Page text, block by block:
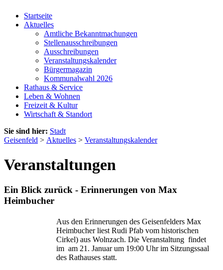
Startseite
Aktuelles
Amtliche Bekanntmachungen
Stellenausschreibungen
Ausschreibungen
Veranstaltungskalender
Bürgermagazin
Kommunalwahl 2026
Rathaus & Service
Leben & Wohnen
Freizeit & Kultur
Wirtschaft & Standort
Sie sind hier: Stadt
Geisenfeld > Aktuelles > Veranstaltungskalender
Veranstaltungen
Ein Blick zurück - Erinnerungen von Max
Heimbucher
Aus den Erinnerungen des Geisenfelders Max
Heimbucher liest Rudi Pfab vom historischen
Cirkel) aus Wolnzach. Die Veranstaltung findet
im am 21. Januar um 19:00 Uhr im Sitzungssaal
des Rathauses statt.